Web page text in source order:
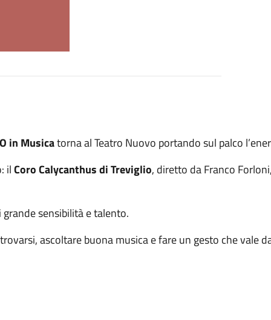
in Musicatorna al Teatro Nuovo portando sul palco
ilCoro Calycanthus di Treviglio, diretto da Franco
sensibilità e talento.
ascoltare buona musica e fare un gesto che vale